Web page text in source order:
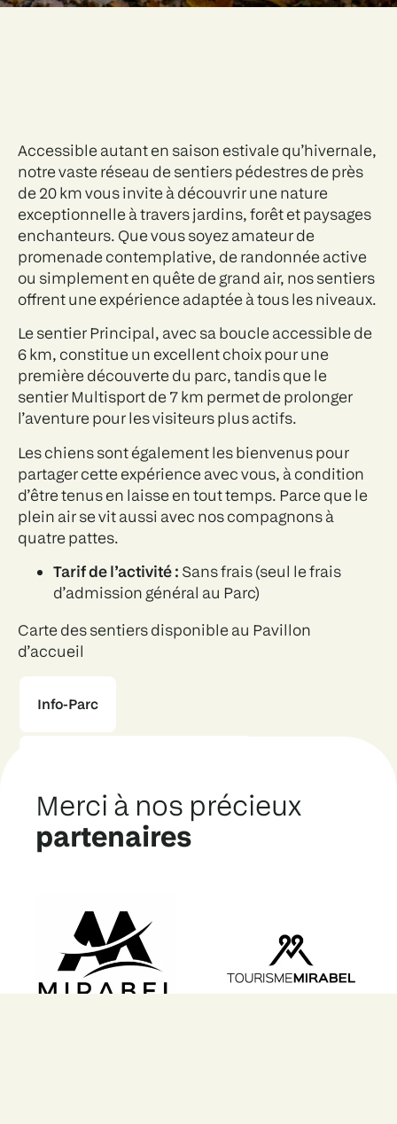
Accessible autant en saison estivale qu’hivernale,
notre vaste réseau de sentiers pédestres de près
de 20 km vous invite à découvrir une nature
exceptionnelle à travers jardins, forêt et paysages
enchanteurs. Que vous soyez amateur de
promenade contemplative, de randonnée active
ou simplement en quête de grand air, nos sentiers
offrent une expérience adaptée à tous les niveaux.
Le sentier Principal, avec sa boucle accessible de
6 km, constitue un excellent choix pour une
première découverte du parc, tandis que le
sentier Multisport de 7 km permet de prolonger
l’aventure pour les visiteurs plus actifs.
Les chiens sont également les bienvenus pour
partager cette expérience avec vous, à condition
d’être tenus en laisse en tout temps. Parce que le
plein air se vit aussi avec nos compagnons à
quatre pattes.
Tarif de l’activité : Sans frais (seul le frais
d’admission général au Parc)
Carte des sentiers disponible au Pavillon
d’accueil
Info-Parc
Merci à nos précieux
partenaires